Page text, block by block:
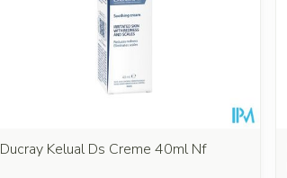
Ducray Kelual Ds Creme 40ml Nf